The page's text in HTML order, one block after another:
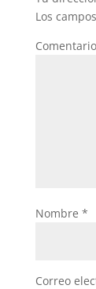
Los
Comentario
Nombre *
Correo